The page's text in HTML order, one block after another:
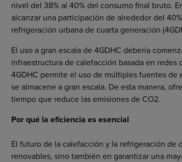
nivel del 38% al 40% del consumo final bruto.
alcanzar una participación de alrededor del
refrigeración urbana de cuarta generación
El uso a gran escala de 4GDHC debería
infraestructura de calefacción basada en
4GDHC permite el uso de múltiples fuentes
se almacene a gran escala. De esta manera,
tiempo que reduce las emisiones de CO2.
Por qué la eficiencia es esencial
El futuro de la calefacción y la refrigeración de
renovables, sino también en garantizar una